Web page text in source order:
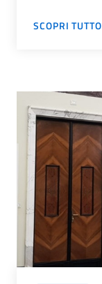
SCOPRI TUTTO